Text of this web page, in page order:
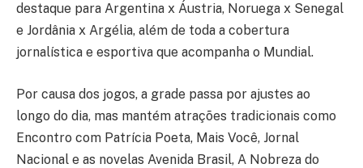
destaque para Argentina x Áustria, Noruega x Senegal
e Jordânia x Argélia, além de toda a cobertura
jornalística e esportiva que acompanha o Mundial.
Por causa dos jogos, a grade passa por ajustes ao
longo do dia, mas mantém atrações tradicionais como
Encontro com Patrícia Poeta, Mais Você, Jornal
Nacional e as novelas Avenida Brasil, A Nobreza do